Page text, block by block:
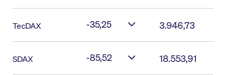
TecDAX -35,25 3.946,73
SDAX -85,52 18.553,91